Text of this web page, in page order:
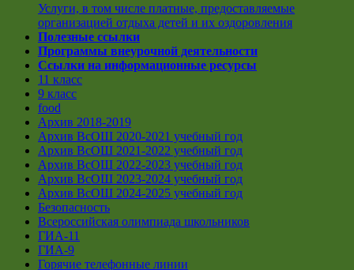
Услуги, в том числе платные, предоставляемые
организацией отдыха детей и их оздоровления
Полезные ссылки
Программы внеурочной деятельности
Ссылки на информационные ресурсы
11 класс
9 класс
food
Архив 2018-2019
Архив ВсОШ 2020-2021 учебный год
Архив ВсОШ 2021-2022 учебный год
Архив ВсОШ 2022-2023 учебный год
Архив ВсОШ 2023-2024 учебный год
Архив ВсОШ 2024-2025 учебный год
Безопасность
Всероссийская олимпиада школьников
ГИА-11
ГИА-9
Горячие телефонные линии